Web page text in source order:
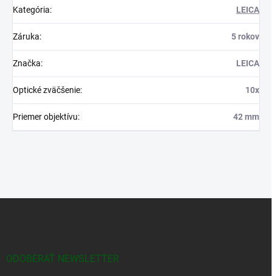
Kategória: LEICA
Záruka: 5 rokov
Značka: LEICA
Optické zväčšenie: 10x
Priemer objektívu: 42 mm
ODOBERAŤ NEWSLETTER